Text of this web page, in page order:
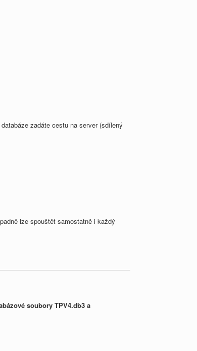
zadáte cestu na server (sdílený
lze spouštět samostatně i každý
soubory TPV4.db3 a